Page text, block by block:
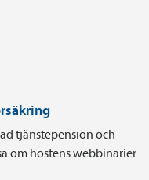
tjänstepension och
om höstens webbinarier